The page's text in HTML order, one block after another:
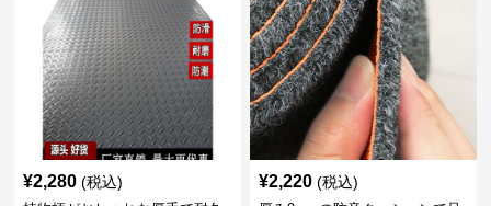
¥2,280 (税込) ¥2,220 (税込)